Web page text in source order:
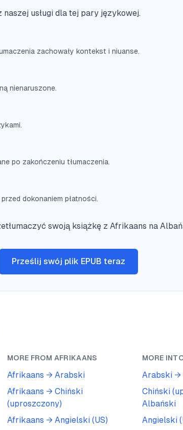
usługi dla tej pary językowej.
zachowały kontekst i niuanse.
nienaruszone.
po zakończeniu tłumaczenia.
dokonaniem płatności.
swoją książkę z Afrikaans na
Prześlij swój plik EPUB teraz
MORE FROM AFRIKAANS
Afrikaans → Arabski
Afrikaans → Chiński
(uproszczony)
Afrikaans → Angielski (US)
MORE
Arabski →
Chiński
Albański
Angielski